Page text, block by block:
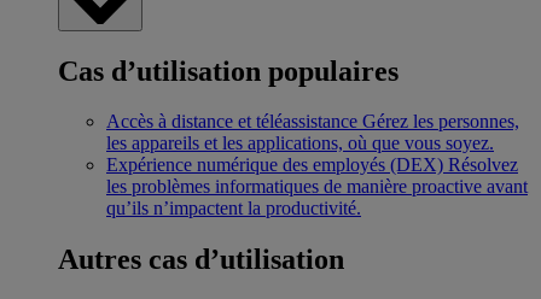
Cas d’utilisation populaires
Accès à distance et téléassistance Gérez les personnes,
les appareils et les applications, où que vous soyez.
Expérience numérique des employés (DEX) Résolvez
les problèmes informatiques de manière proactive avant
qu’ils n’impactent la productivité.
Autres cas d’utilisation